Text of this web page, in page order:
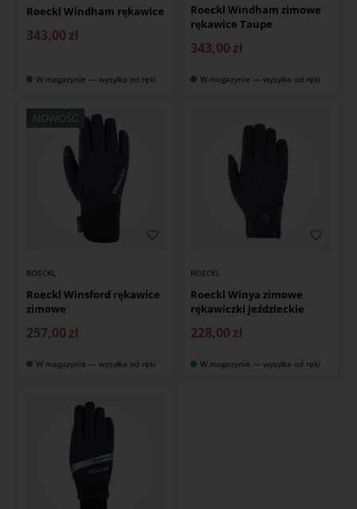
Roeckl Windham rękawice
343,00 zł
W magazynie — wysyłka od ręki
Roeckl Windham zimowe
rękawice Taupe
343,00 zł
W magazynie — wysyłka od ręki
NOWOŚĆ
ROECKL
Roeckl Winsford rękawice
zimowe
257,00 zł
W magazynie — wysyłka od ręki
ROECKL
Roeckl Winya zimowe
rękawiczki jeździeckie
228,00 zł
W magazynie — wysyłka od ręki